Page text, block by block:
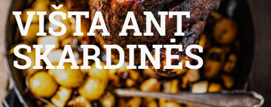
VIŠTA ANT
SKARDINĖS